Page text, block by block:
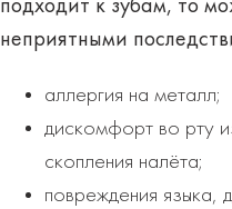
подходит к зубам, то
неприятными
аллергия на металл;
дискомфорт во рту
скопления налёта;
повреждения языка,